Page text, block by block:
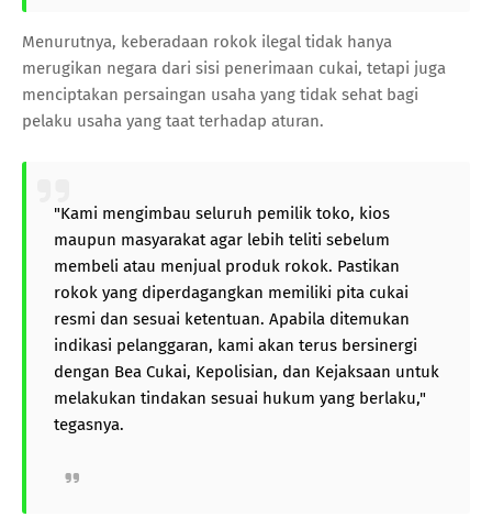
Menurutnya, keberadaan rokok ilegal tidak hanya
merugikan negara dari sisi penerimaan cukai, tetapi juga
menciptakan persaingan usaha yang tidak sehat bagi
pelaku usaha yang taat terhadap aturan.
"Kami mengimbau seluruh pemilik toko, kios
maupun masyarakat agar lebih teliti sebelum
membeli atau menjual produk rokok. Pastikan
rokok yang diperdagangkan memiliki pita cukai
resmi dan sesuai ketentuan. Apabila ditemukan
indikasi pelanggaran, kami akan terus bersinergi
dengan Bea Cukai, Kepolisian, dan Kejaksaan untuk
melakukan tindakan sesuai hukum yang berlaku,"
tegasnya.